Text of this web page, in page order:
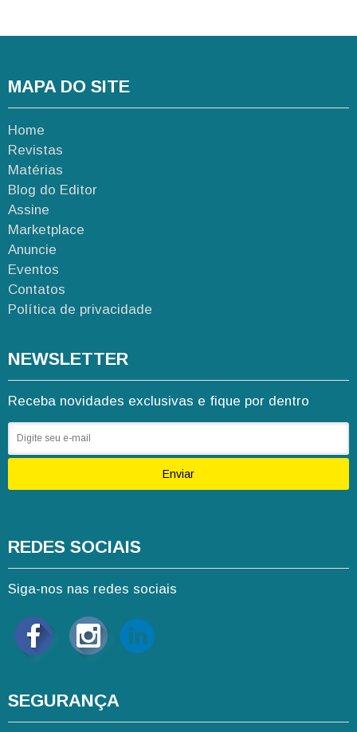
MAPA DO SITE
Home
Revistas
Matérias
Blog do Editor
Assine
Marketplace
Anuncie
Eventos
Contatos
Política de privacidade
NEWSLETTER
Receba novidades exclusivas e fique por dentro
Enviar
REDES SOCIAIS
Siga-nos nas redes sociais
SEGURANÇA